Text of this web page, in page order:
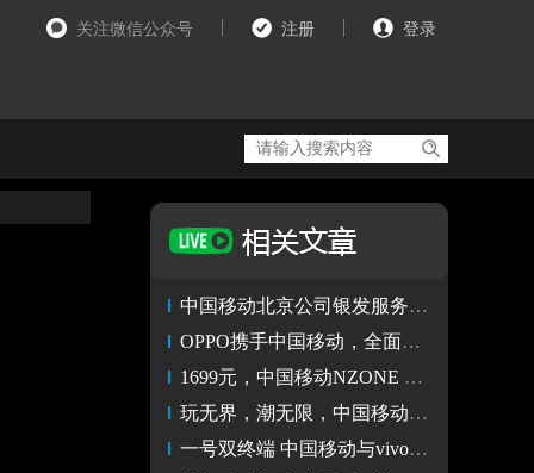
关注微信公众号 注册 登录
中国移动北京公司银发服务升级，暖心守护银发一族
OPPO携手中国移动，全面支持5G新通话业务
1699元，中国移动NZONE S7持续热销
玩无界，潮无限，中国移动发布NZONE S7
一号双终端 中国移动与vivo WATCH 2战略合作启动仪式成功举办